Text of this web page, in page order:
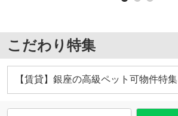
こだわり特集
【賃貸】銀座の高級ペット可物件特集